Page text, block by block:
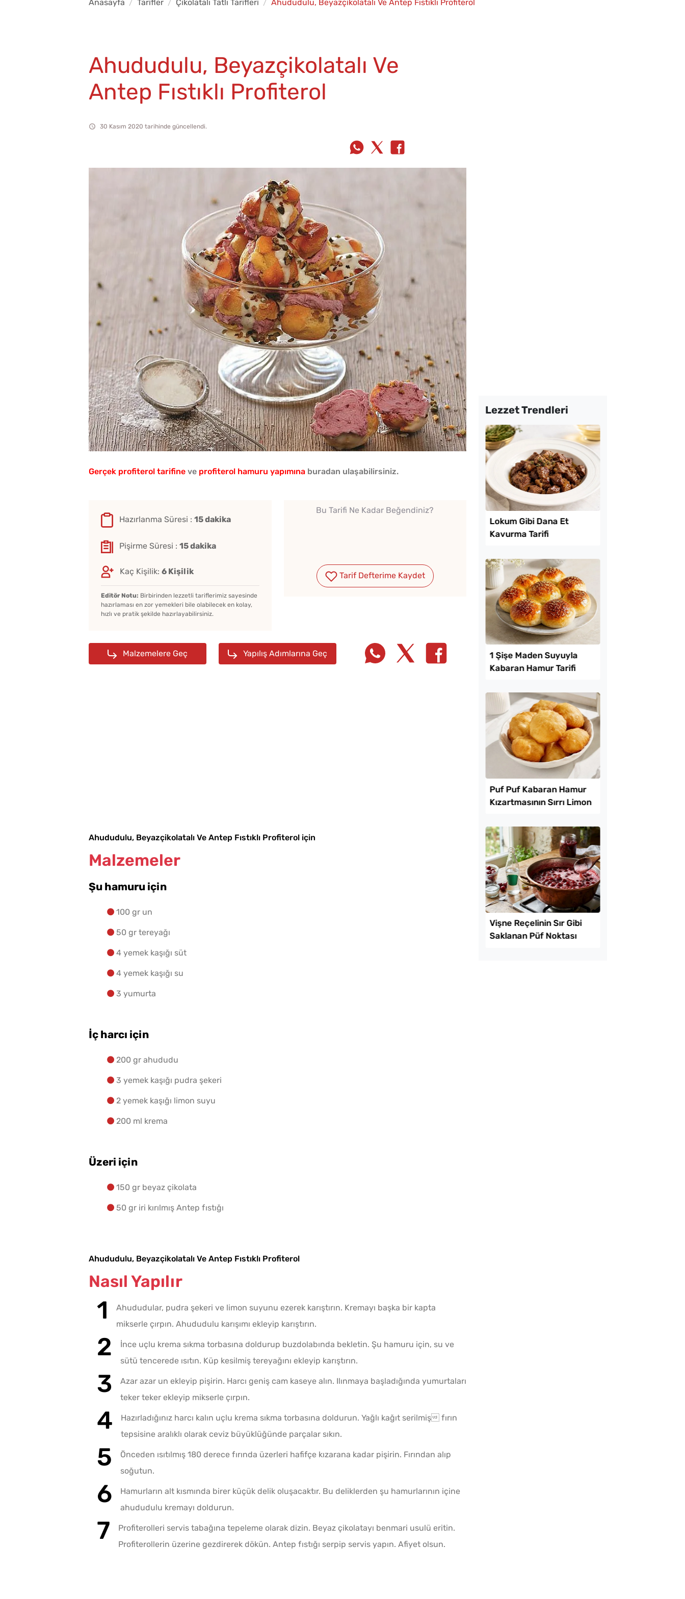
Anasayfa Tarifler Çikolatalı Tatlı Tarifleri Ahududulu, Beyazçikolatalı Ve Antep Fıstıklı Profiterol
Ahududulu, Beyazçikolatalı Ve
Antep Fıstıklı Profiterol
30 Kasım 2020 tarihinde güncellendi.
Gerçek profiterol tarifine ve profiterol hamuru yapımına buradan ulaşabilirsiniz.
Hazırlanma Süresi : 15 dakika
Pişirme Süresi : 15 dakika
Kaç Kişilik: 6 Kişilik
Editör Notu: Birbirinden lezzetli tariflerimiz sayesinde
hazırlaması en zor yemekleri bile olabilecek en kolay,
hızlı ve pratik şekilde hazırlayabilirsiniz.
Bu Tarifi Ne Kadar Beğendiniz?
Tarif Defterime Kaydet
Malzemelere Geç Yapılış Adımlarına Geç
Dolmalık Biber Buzlukta
Nasıl Saklanır?
Van Çöreği Tarifi
Kabaran Hamur Tarifi
Ahududulu, Beyazçikolatalı Ve Antep Fıstıklı Profiterol için
Malzemeler
Şu hamuru için
100 gr un
50 gr tereyağı
4 yemek kaşığı süt
4 yemek kaşığı su
3 yumurta
İç harcı için
200 gr ahududu
3 yemek kaşığı pudra şekeri
2 yemek kaşığı limon suyu
200 ml krema
Üzeri için
150 gr beyaz çikolata
50 gr iri kırılmış Antep fıstığı
Ahududulu, Beyazçikolatalı Ve Antep Fıstıklı Profiterol
Nasıl Yapılır
Ahududular, pudra şekeri ve limon suyunu ezerek karıştırın. Kremayı başka bir kapta
mikserle çırpın. Ahududulu karışımı ekleyip karıştırın.
İnce uçlu krema sıkma torbasına doldurup buzdolabında bekletin. Şu hamuru için, su ve
sütü tencerede ısıtın. Küp kesilmiş tereyağını ekleyip karıştırın.
Azar azar un ekleyip pişirin. Harcı geniş cam kaseye alın. Ilınmaya başladığında yumurtaları
teker teker ekleyip mikserle çırpın.
Hazırladığınız harcı kalın uçlu krema sıkma torbasına doldurun. Yağlı kağıt serilmiş fırın
tepsisine aralıklı olarak ceviz büyüklüğünde parçalar sıkın.
Önceden ısıtılmış 180 derece fırında üzerleri hafifçe kızarana kadar pişirin. Fırından alıp
soğutun.
Hamurların alt kısmında birer küçük delik oluşacaktır. Bu deliklerden şu hamurlarının içine
ahududulu kremayı doldurun.
Profiterolleri servis tabağına tepeleme olarak dizin. Beyaz çikolatayı benmari usulü eritin.
Profiterollerin üzerine gezdirerek dökün. Antep fıstığı serpip servis yapın. Afiyet olsun.